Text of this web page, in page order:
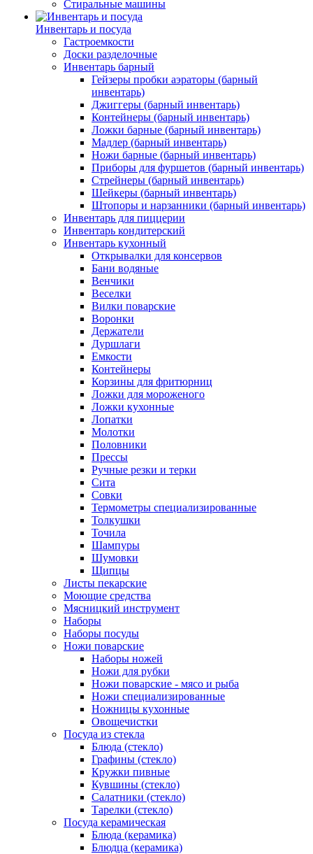
Стиральные машины
Инвентарь и посуда
Гастроемкости
Доски разделочные
Инвентарь барный
Гейзеры пробки аэраторы (барный
инвентарь)
Джиггеры (барный инвентарь)
Контейнеры (барный инвентарь)
Ложки барные (барный инвентарь)
Мадлер (барный инвентарь)
Ножи барные (барный инвентарь)
Приборы для фуршетов (барный инвентарь)
Стрейнеры (барный инвентарь)
Шейкеры (барный инвентарь)
Штопоры и нарзанники (барный инвентарь)
Инвентарь для пиццерии
Инвентарь кондитерский
Инвентарь кухонный
Открывалки для консервов
Бани водяные
Венчики
Веселки
Вилки поварские
Воронки
Держатели
Дуршлаги
Емкости
Контейнеры
Корзины для фритюрниц
Ложки для мороженого
Ложки кухонные
Лопатки
Молотки
Половники
Прессы
Ручные резки и терки
Сита
Совки
Термометры специализированные
Толкушки
Точила
Шампуры
Шумовки
Щипцы
Листы пекарские
Моющие средства
Мясницкий инструмент
Наборы
Наборы посуды
Ножи поварские
Наборы ножей
Ножи для рубки
Ножи поварские - мясо и рыба
Ножи специализированные
Ножницы кухонные
Овощечистки
Посуда из стекла
Блюда (стекло)
Графины (стекло)
Кружки пивные
Кувшины (стекло)
Салатники (стекло)
Тарелки (стекло)
Посуда керамическая
Блюда (керамика)
Блюдца (керамика)